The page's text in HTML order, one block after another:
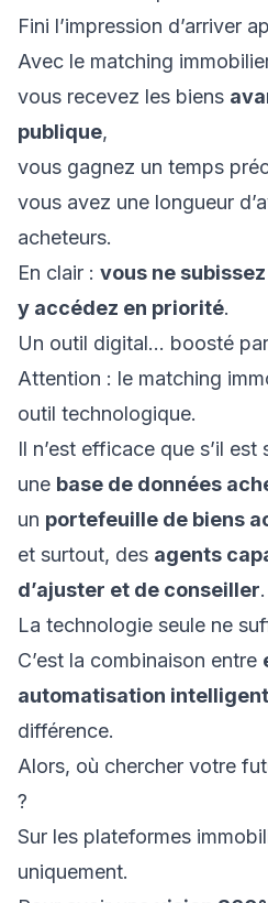
Fini l’impression d’arriver
Avec le matching
vous recevez les biens
publique,
vous gagnez un temps
vous avez une longueur
acheteurs.
En clair : vous ne
y accédez en priorité.
Un outil digital… boosté
Attention : le matching
outil technologique.
Il n’est efficace que s’il est
une base de données
un portefeuille de biens
et surtout, des agents
d’ajuster et de conseiller.
La technologie seule ne
C’est la combinaison entre
automatisation
différence.
Alors, où chercher votre
?
Sur les plateformes
uniquement.